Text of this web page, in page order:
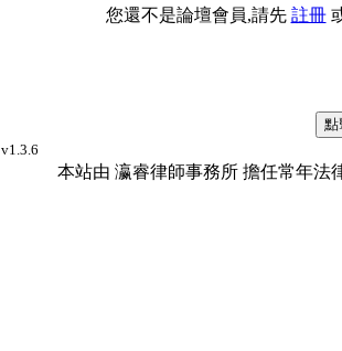
您還不是論壇會員,請先 註冊
v1.3.6
本站由 瀛睿律師事務所 擔任常年法